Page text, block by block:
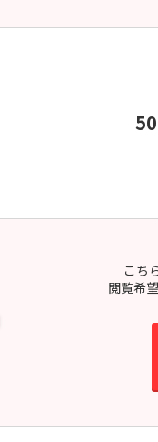
こち
閲覧希